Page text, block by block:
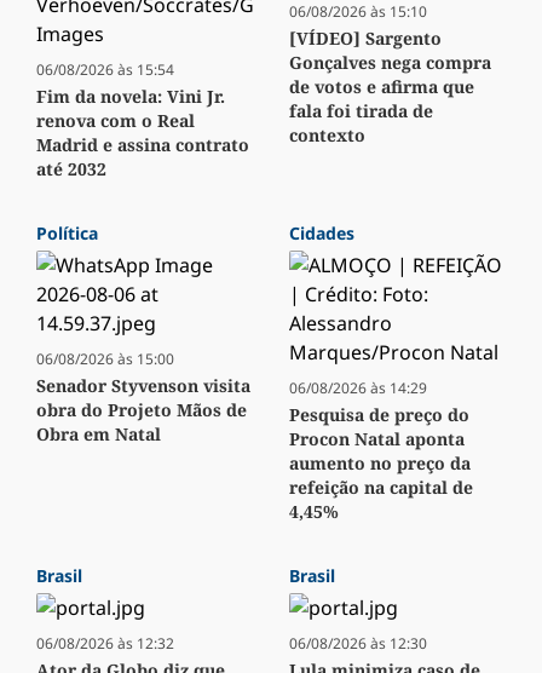
06/08/2026 às 15:54
Fim da novela: Vini Jr.
renova com o Real
Madrid e assina contrato
até 2032
06/08/2026 às 15:10
[VÍDEO] Sargento
Gonçalves nega compra
de votos e afirma que
fala foi tirada de
contexto
Política
06/08/2026 às 15:00
Senador Styvenson visita
obra do Projeto Mãos de
Obra em Natal
Cidades
06/08/2026 às 14:29
Pesquisa de preço do
Procon Natal aponta
aumento no preço da
refeição na capital de
4,45%
Brasil
06/08/2026 às 12:32
Brasil
06/08/2026 às 12:30